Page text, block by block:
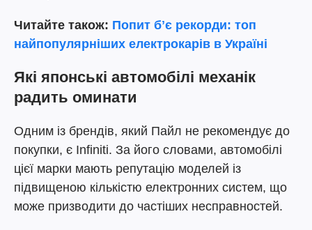
Читайте також: Попит бʼє рекорди: топ
найпопулярніших електрокарів в Україні
Які японські автомобілі механік
радить оминати
Одним із брендів, який Пайл не рекомендує до
покупки, є Infiniti. За його словами, автомобілі
цієї марки мають репутацію моделей із
підвищеною кількістю електронних систем, що
може призводити до частіших несправностей.